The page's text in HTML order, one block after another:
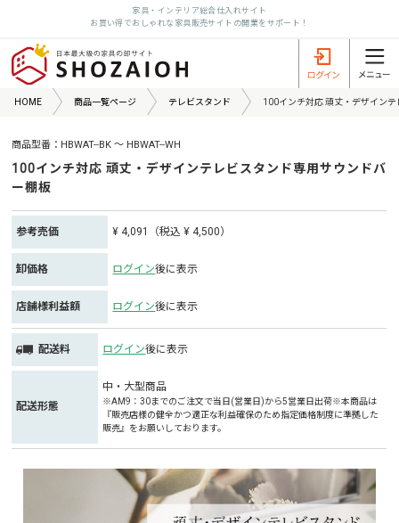
家具・インテリア総合仕入れサイト
お買い得でおしゃれな家具販売サイトの開業をサポート！
HOME 商品一覧ページ テレビスタンド 100インチ対応 頑丈・デザイン
商品型番：HBWAT--BK ～ HBWAT--WH
100インチ対応 頑丈・デザインテレビスタンド専用サウンドバ
ー棚板
参考売価 ¥ 4,091（税込 ¥ 4,500）
卸価格 ログイン後に表示
店舗様利益額 ログイン後に表示
配送料 ログイン後に表示
配送形態
中・大型商品
※AM9：30までのご注文で当日(営業日)から5営業日出荷※本商品は
『販売店様の健全かつ適正な利益確保のため指定価格制度に準拠した
販売』をお願いしております。